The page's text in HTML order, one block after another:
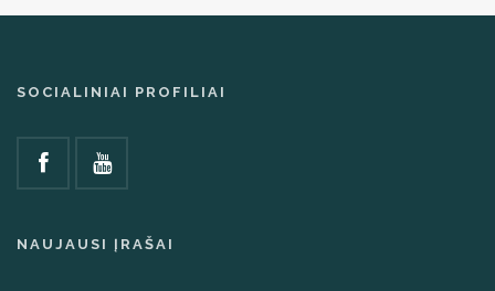
SOCIALINIAI PROFILIAI
NAUJAUSI ĮRAŠAI